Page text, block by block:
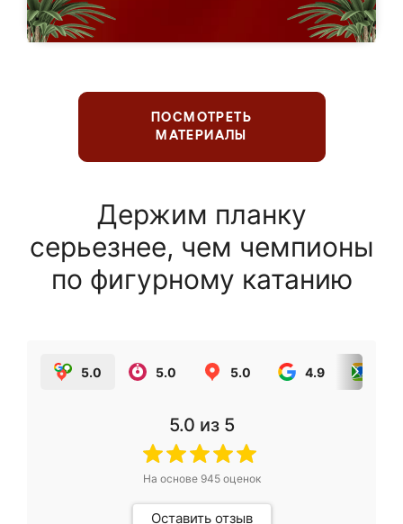
ПОСМОТРЕТЬ
МАТЕРИАЛЫ
Держим планку
серьезнее, чем чемпионы
по фигурному катанию
5.0 5.0 5.0 4.9
5.0 из 5
На основе 945оценок
Оставить отзыв